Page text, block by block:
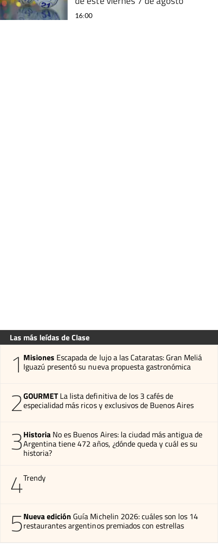
16:00
Las más leídas de Clase
1 Misiones Escapada de lujo a las Cataratas: Gran Meliá
Iguazú presentó su nueva propuesta gastronómica
2GOURMET La lista definitiva de los 3 cafés de
especialidad más ricos y exclusivos de Buenos Aires
3Historia No es Buenos Aires: la ciudad más antigua de
Argentina tiene 472 años, ¿dónde queda y cuál es su
historia?
4Trendy
5Nueva edición Guía Michelin 2026: cuáles son los 14
restaurantes argentinos premiados con estrellas